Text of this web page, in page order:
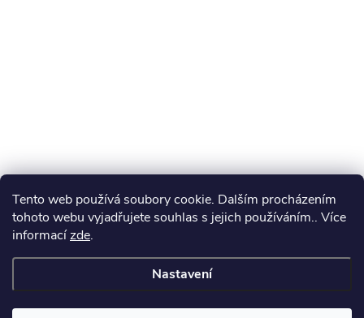
Tento web používá soubory cookie. Dalším procházením
tohoto webu vyjadřujete souhlas s jejich používáním.. Více
informacízde.
Nastavení